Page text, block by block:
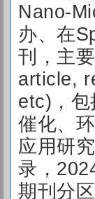
Nano-M
办、在
刊，主
article,
etc)，包
催化、
应用研
录，
期刊分